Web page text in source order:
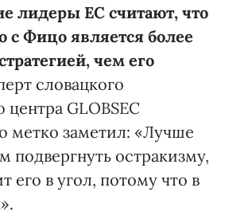
лидеры ЕС считают, что
с Фицо является более
чем его
словацкого
центра GLOBSEC
метко заметил: «Лучше
подвергнуть остракизму,
его в угол, потому что в